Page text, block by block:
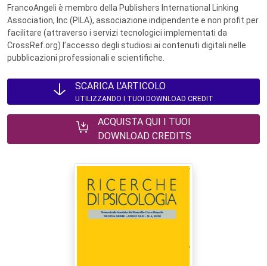
FrancoAngeli è membro della Publishers International Linking
Association, Inc (PILA), associazione indipendente e non profit per
facilitare (attraverso i servizi tecnologici implementati da
CrossRef.org) l’accesso degli studiosi ai contenuti digitali nelle
pubblicazioni professionali e scientifiche.
SCARICA L'ARTICOLO
UTILIZZANDO I TUOI DOWNLOAD CREDIT
ACQUISTA QUI I TUOI
DOWNLOAD CREDITS